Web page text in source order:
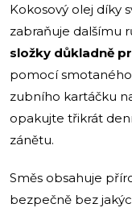
Kokosový olej díky
zabraňuje dalšímu
složky důkladně
pomocí
zubního kartáčku
opakujte třikrát
zánětu.
Směs obsahuje
bezpečně bez